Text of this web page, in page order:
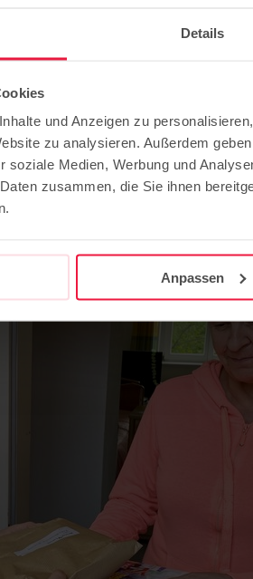
Details
und Anzeigen zu
zu analysieren. Außerdem
soziale Medien, Werbung und
zusammen, die Sie ihnen
Anpassen
unsere
Bestelldienst für Kosmetik und